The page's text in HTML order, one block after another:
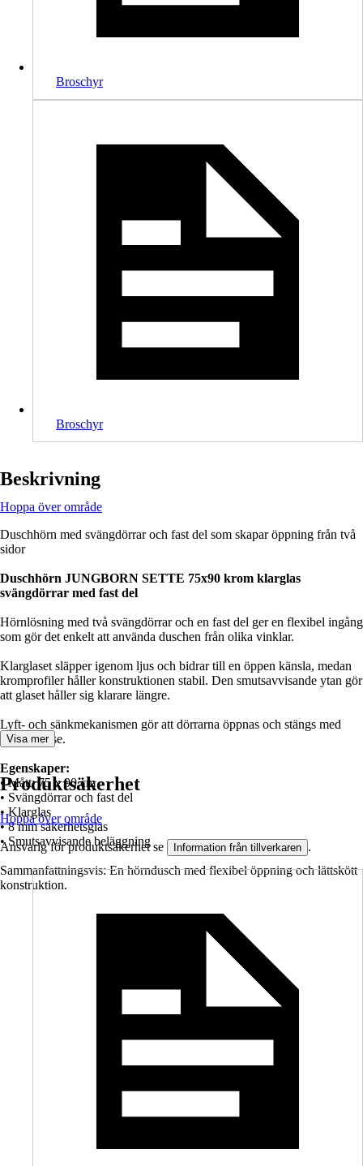
Broschyr
Broschyr
Beskrivning
Hoppa över område
Duschhörn med svängdörrar och fast del som skapar öppning från två
sidor
Duschhörn JUNGBORN SETTE 75x90 krom klarglas
svängdörrar med fast del
Hörnlösning med två svängdörrar och en fast del ger en flexibel ingång
som gör det enkelt att använda duschen från olika vinklar.
Klarglaset släpper igenom ljus och bidrar till en öppen känsla, medan
kromprofiler håller konstruktionen stabil. Den smutsavvisande ytan gör
att glaset håller sig klarare längre.
Lyft- och sänkmekanismen gör att dörrarna öppnas och stängs med
jämn rörelse.
Egenskaper:
• Mått: 75 x 90 cm
• Svängdörrar och fast del
• Klarglas
• 8 mm säkerhetsglas
• Smutsavvisande beläggning
Sammanfattningsvis: En hörndusch med flexibel öppning och lättskött
konstruktion.
Visa mer
Produktsäkerhet
Hoppa över område
Ansvarig för produktsäkerhet se Information från tillverkaren .